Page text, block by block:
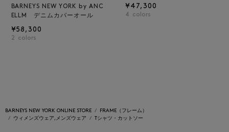
BARNEYS NEW YORK by ANC
ELLM デニムカバーオール
¥58,300
2 colors
¥47,300
4 colors
BARNEYS NEW YORK ONLINE STORE
FRAME（フレーム）
ウィメンズウェア,メンズウェア
Tシャツ・カットソー